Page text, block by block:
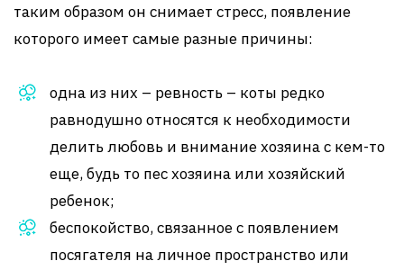
таким образом он снимает стресс, появление
которого имеет самые разные причины:
одна из них – ревность – коты редко
равнодушно относятся к необходимости
делить любовь и внимание хозяина с кем-то
еще, будь то пес хозяина или хозяйский
ребенок;
беспокойство, связанное с появлением
посягателя на личное пространство или